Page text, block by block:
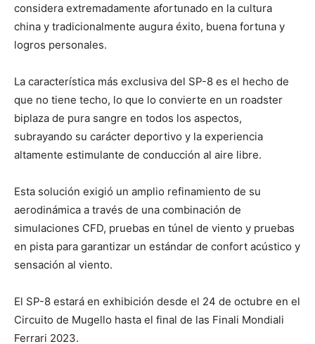
considera extremadamente afortunado en la cultura
china y tradicionalmente augura éxito, buena fortuna y
logros personales.
La característica más exclusiva del SP-8 es el hecho de
que no tiene techo, lo que lo convierte en un roadster
biplaza de pura sangre en todos los aspectos,
subrayando su carácter deportivo y la experiencia
altamente estimulante de conducción al aire libre.
Esta solución exigió un amplio refinamiento de su
aerodinámica a través de una combinación de
simulaciones CFD, pruebas en túnel de viento y pruebas
en pista para garantizar un estándar de confort acústico y
sensación al viento.
El SP-8 estará en exhibición desde el 24 de octubre en el
Circuito de Mugello hasta el final de las Finali Mondiali
Ferrari 2023.